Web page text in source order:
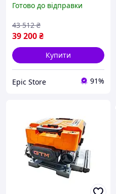
швидкості
Готово до відправки
39 200₴
43 512 ₴
Купити
Epic Store 91%